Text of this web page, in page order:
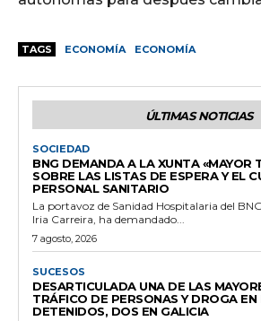
TAGS ECONOMÍA ECONOMÍA
ÚLTIMAS NOTICIAS
SOCIEDAD
BNG DEMANDA A LA XUNTA «MAYOR
SOBRE LAS LISTAS DE ESPERA Y EL
PERSONAL SANITARIO
La portavoz de Sanidad Hospitalaria del
Iria Carreira, ha demandado...
7 agosto, 2026
SUCESOS
DESARTICULADA UNA DE LAS
TRÁFICO DE PERSONAS Y DROGA
DETENIDOS, DOS EN GALICIA